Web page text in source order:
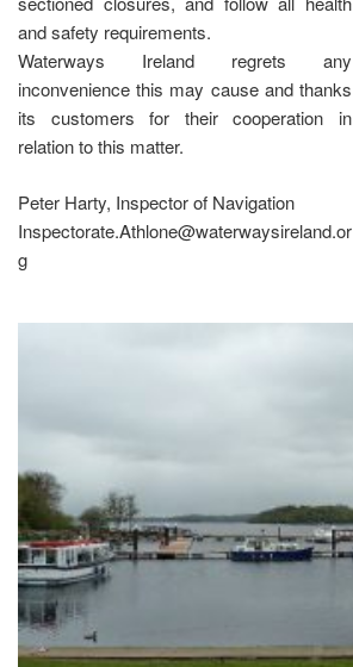
and safety requirements.
Waterways Ireland regrets any
inconvenience this may cause and thanks
its customers for their cooperation in
relation to this matter.
Peter Harty, Inspector of Navigation
Inspectorate.Athlone@waterwaysireland.or
g